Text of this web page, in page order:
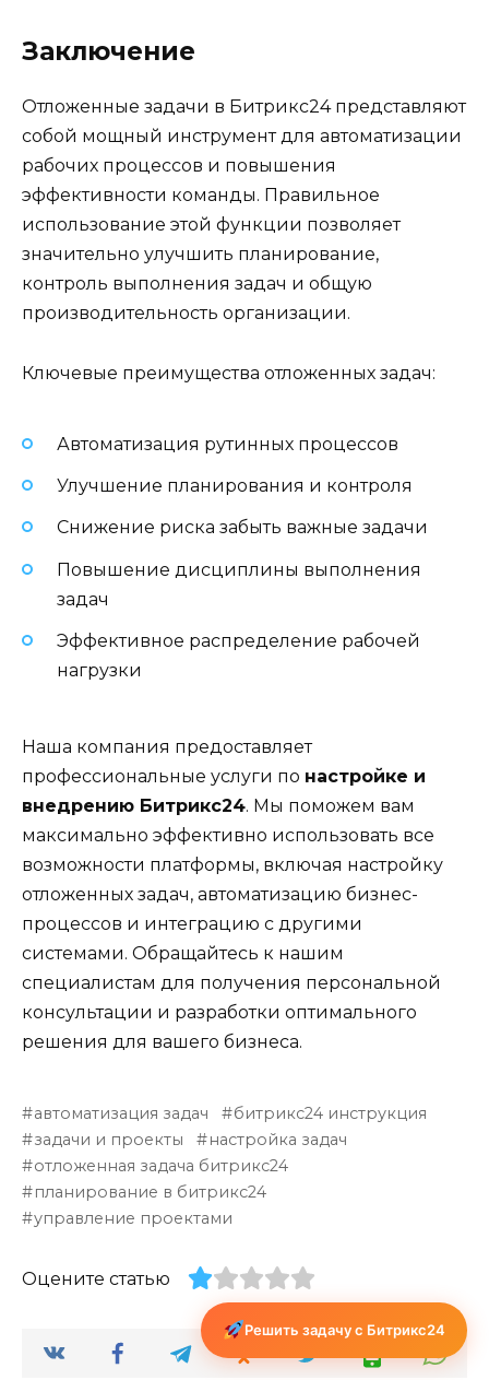
Заключение
Отложенные задачи в Битрикс24 представляют
собой мощный инструмент для автоматизации
рабочих процессов и повышения
эффективности команды. Правильное
использование этой функции позволяет
значительно улучшить планирование,
контроль выполнения задач и общую
производительность организации.
Ключевые преимущества отложенных задач:
Автоматизация рутинных процессов
Улучшение планирования и контроля
Снижение риска забыть важные задачи
Повышение дисциплины выполнения
задач
Эффективное распределение рабочей
нагрузки
Наша компания предоставляет
профессиональные услуги по настройке и
внедрению Битрикс24. Мы поможем вам
максимально эффективно использовать все
возможности платформы, включая настройку
отложенных задач, автоматизацию бизнес-
процессов и интеграцию с другими
системами. Обращайтесь к нашим
специалистам для получения персональной
консультации и разработки оптимального
решения для вашего бизнеса.
автоматизация задач
битрикс24 инструкция
задачи и проекты
настройка задач
отложенная задача битрикс24
планирование в битрикс24
управление проектами
Оцените статью
Решить задачу с Битрикс24